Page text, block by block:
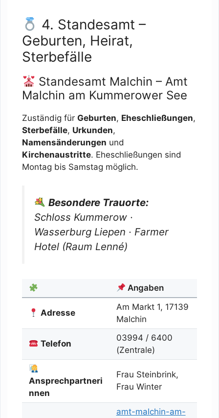
4. Standesamt –
Geburten, Heirat,
Sterbefälle
Standesamt Malchin – Amt
Malchin am Kummerower See
Zuständig für Geburten, Eheschließungen,
Sterbefälle, Urkunden,
Namensänderungen und
Kirchenaustritte. Eheschließungen sind
Montag bis Samstag möglich.
Besondere Trauorte:
Schloss Kummerow ·
Wasserburg Liepen · Farmer
Hotel (Raum Lenné)
Angaben
Adresse
Am Markt 1, 17139
Malchin
Telefon
03994 / 6400
(Zentrale)
Ansprechpartneri
nnen
Frau Steinbrink,
Frau Winter
amt-malchin-am-